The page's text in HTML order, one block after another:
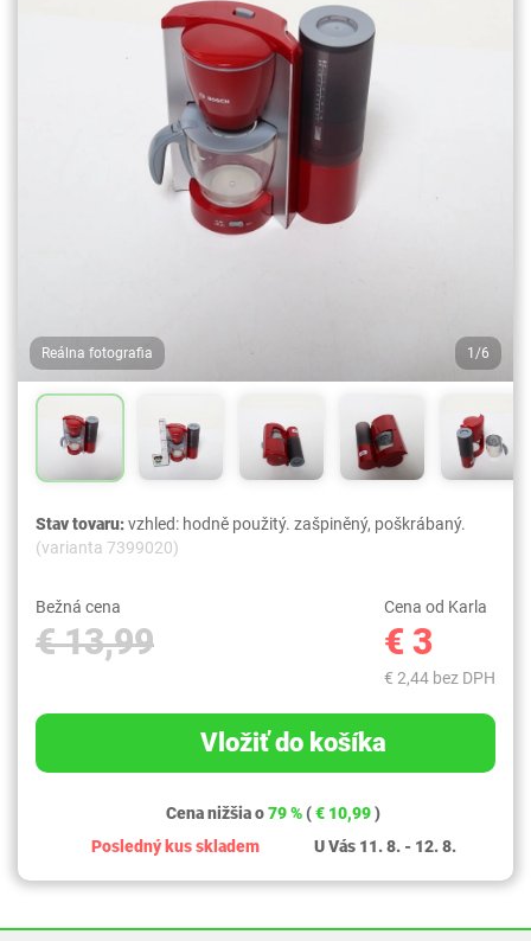
Reálna fotografia 1/6
Stav tovaru:vzhled: hodně použitý. zašpiněný, poškrábaný.
(varianta 7399020)
Bežná cena
€ 13,99
Cena od Karla
€ 3
€ 2,44 bez DPH
Vložiť do košíka
Cena nižšia o79 % (€ 10,99)
Posledný kus skladem
U Vás 11. 8. - 12. 8.